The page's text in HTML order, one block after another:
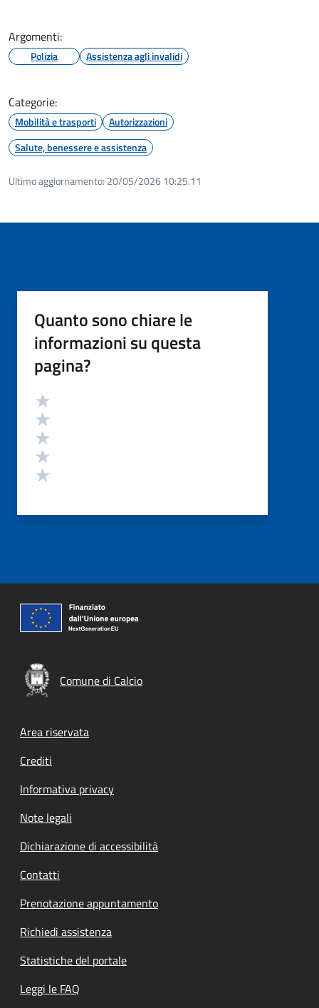
Argomenti:
Polizia Assistenza agli invalidi
Categorie:
Mobilità e trasporti
Autorizzazioni
Salute, benessere e assistenza
Ultimo aggiornamento: 20/05/2026 10:25.11
Quanto sono chiare le
informazioni su questa
pagina?
Valutazione
Comune di Calcio
Footer menu
Area riservata
Crediti
Informativa privacy
Note legali
Dichiarazione di accessibilità
Contatti
Prenotazione appuntamento
Richiedi assistenza
Statistiche del portale
Leggi le FAQ